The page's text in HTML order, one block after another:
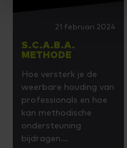
21 februari 2024
S.C.A.B.A.
METHODE
Hoe versterk je de
weerbare houding van
professionals en hoe
kan methodische
ondersteuning
bijdragen...